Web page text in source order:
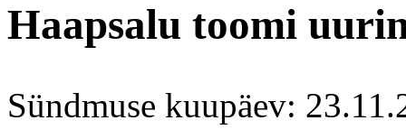
Haapsalu toomi
Sündmuse kuupäev: